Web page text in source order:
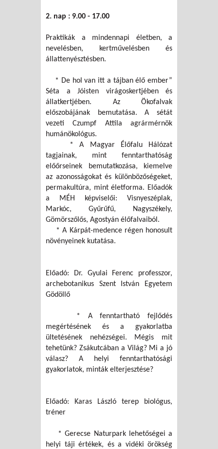
2. nap : 9.00 - 17.00
Praktikák a mindennapi életben, a
nevelésben, kertművelésben és
állattenyésztésben.
* De hol van itt a tájban élő ember”
Séta a Jóisten virágoskertjében és
állatkertjében. Az Ökofalvak
előszobájának bemutatása. A sétát
vezeti Czumpf Attila agrármérnök
humánökológus.
* A Magyar Élőfalu Hálózat
tagjainak, mint fenntarthatóság
előőrseinek bemutatkozása, kiemelve
az azonosságokat és különbözőségeket,
permakultúra, mint életforma. Előadók
a MÉH képviselői: Visnyeszéplak,
Markóc, Gyűrűfű, Nagyszékely,
Gömörszőlős, Agostyán élőfalvaiból.
* A Kárpát-medence régen honosult
növényeinek kutatása.
Előadó: Dr. Gyulai Ferenc professzor,
archebotanikus Szent István Egyetem
Gödöllő
* A fenntartható fejlődés
megértésének és a gyakorlatba
ültetésének nehézségei. Mégis mit
tehetünk? Zsákutcában a Világ? Mi a jó
válasz? A helyi fenntarthatósági
gyakorlatok, minták elterjesztése?
Előadó: Karas László terep biológus,
tréner
* Gerecse Naturpark lehetőségei a
helyi táji értékek, és a vidéki örökség